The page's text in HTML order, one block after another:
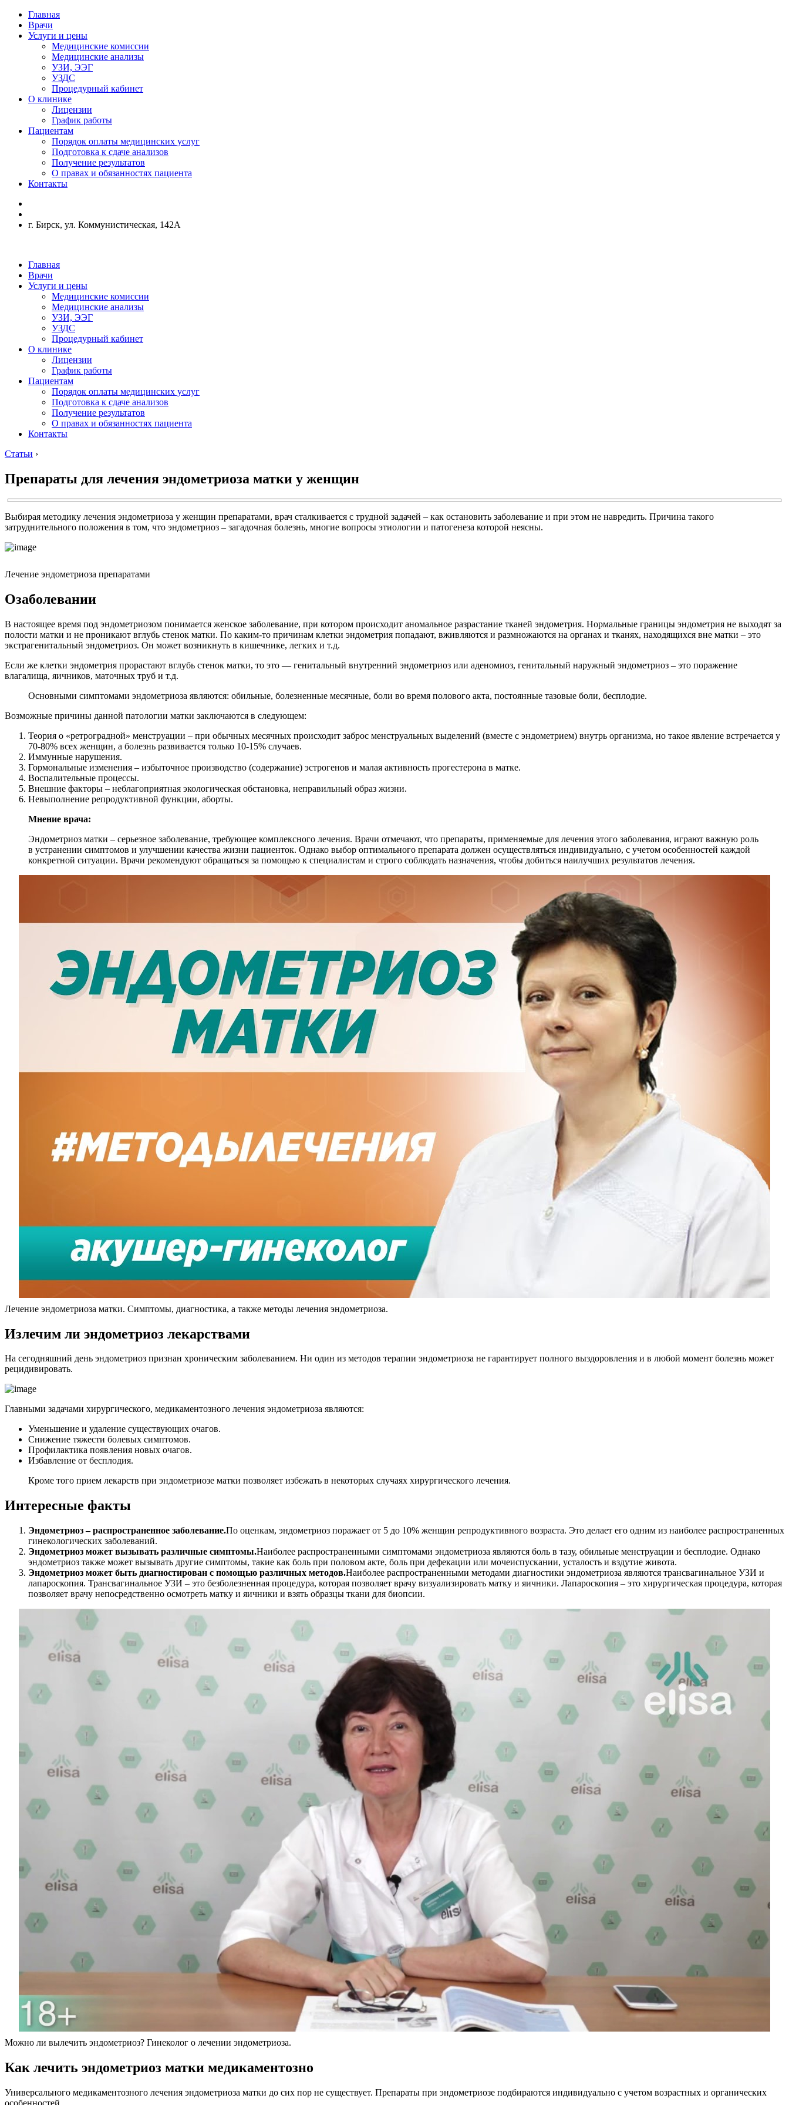
Главная
Врачи
Услуги и цены
Медицинские комиссии
Медицинские анализы
УЗИ, ЭЭГ
УЗДС
Процедурный кабинет
О клинике
Лицензии
График работы
Пациентам
Порядок оплаты медицинских услуг
Подготовка к сдаче анализов
Получение результатов
О правах и обязанностях пациента
Контакты
г. Бирск, ул. Коммунистическая, 142А
Главная
Врачи
Услуги и цены
Медицинские комиссии
Медицинские анализы
УЗИ, ЭЭГ
УЗДС
Процедурный кабинет
О клинике
Лицензии
График работы
Пациентам
Порядок оплаты медицинских услуг
Подготовка к сдаче анализов
Получение результатов
О правах и обязанностях пациента
Контакты
Статьи ›
Препараты для лечения эндометриоза матки у женщин
Выбирая методику лечения эндометриоза у женщин препаратами, врач сталкивается с трудной задачей – как остановить заболевание и при этом не навредить. Причина такого
затруднительного положения в том, что эндометриоз – загадочная болезнь, многие вопросы этиологии и патогенеза которой неясны.
Лечение эндометриоза препаратами
Озаболевании
В настоящее время под эндометриозом понимается женское заболевание, при котором происходит аномальное разрастание тканей эндометрия. Нормальные границы эндометрия не выходят за
полости матки и не проникают вглубь стенок матки. По каким-то причинам клетки эндометрия попадают, вживляются и размножаются на органах и тканях, находящихся вне матки – это
экстрагенитальный эндометриоз. Он может возникнуть в кишечнике, легких и т.д.
Если же клетки эндометрия прорастают вглубь стенок матки, то это — генитальный внутренний эндометриоз или аденомиоз, генитальный наружный эндометриоз – это поражение
влагалища, яичников, маточных труб и т.д.
Основными симптомами эндометриоза являются: обильные, болезненные месячные, боли во время полового акта, постоянные тазовые боли, бесплодие.
Возможные причины данной патологии матки заключаются в следующем:
Теория о «ретроградной» менструации – при обычных месячных происходит заброс менструальных выделений (вместе с эндометрием) внутрь организма, но такое явление встречается у
70-80% всех женщин, а болезнь развивается только 10-15% случаев.
Иммунные нарушения.
Гормональные изменения – избыточное производство (содержание) эстрогенов и малая активность прогестерона в матке.
Воспалительные процессы.
Внешние факторы – неблагоприятная экологическая обстановка, неправильный образ жизни.
Невыполнение репродуктивной функции, аборты.
Мнение врача:
Эндометриоз матки – серьезное заболевание, требующее комплексного лечения. Врачи отмечают, что препараты, применяемые для лечения этого заболевания, играют важную роль
в устранении симптомов и улучшении качества жизни пациенток. Однако выбор оптимального препарата должен осуществляться индивидуально, с учетом особенностей каждой
конкретной ситуации. Врачи рекомендуют обращаться за помощью к специалистам и строго соблюдать назначения, чтобы добиться наилучших результатов лечения.
Лечение эндометриоза матки. Симптомы, диагностика, а также методы лечения эндометриоза.
Излечим ли эндометриоз лекарствами
На сегодняшний день эндометриоз признан хроническим заболеванием. Ни один из методов терапии эндометриоза не гарантирует полного выздоровления и в любой момент болезнь может
рецидивировать.
Главными задачами хирургического, медикаментозного лечения эндометриоза являются:
Уменьшение и удаление существующих очагов.
Снижение тяжести болевых симптомов.
Профилактика появления новых очагов.
Избавление от бесплодия.
Кроме того прием лекарств при эндометриозе матки позволяет избежать в некоторых случаях хирургического лечения.
Интересные факты
Эндометриоз – распространенное заболевание.По оценкам, эндометриоз поражает от 5 до 10% женщин репродуктивного возраста. Это делает его одним из наиболее распространенных
гинекологических заболеваний.
Эндометриоз может вызывать различные симптомы.Наиболее распространенными симптомами эндометриоза являются боль в тазу, обильные менструации и бесплодие. Однако
эндометриоз также может вызывать другие симптомы, такие как боль при половом акте, боль при дефекации или мочеиспускании, усталость и вздутие живота.
Эндометриоз может быть диагностирован с помощью различных методов.Наиболее распространенными методами диагностики эндометриоза являются трансвагинальное УЗИ и
лапароскопия. Трансвагинальное УЗИ – это безболезненная процедура, которая позволяет врачу визуализировать матку и яичники. Лапароскопия – это хирургическая процедура, которая
позволяет врачу непосредственно осмотреть матку и яичники и взять образцы ткани для биопсии.
Можно ли вылечить эндометриоз? Гинеколог о лечении эндометриоза.
Как лечить эндометриоз матки медикаментозно
Универсального медикаментозного лечения эндометриоза матки до сих пор не существует. Препараты при эндометриозе подбираются индивидуально с учетом возрастных и органических
особенностей.